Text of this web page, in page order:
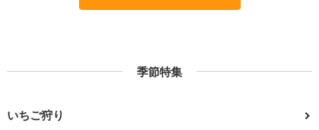
季節特集
いちご狩り